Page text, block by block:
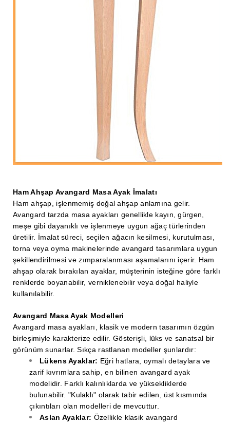
Ahşap Merdiven Küpeşte Korkuluk İmalatı
Muz Dilimi Rozet, Piramit İmalatı, Modelleri
Ahşap Oymalı Dekoratif Köşe İmalatı, Modelleri
Ahşap Saçak Çıta İmalatı Modelleri
Havalı ve Estetik Dekoratif Ürün İmalatı, Modelleri
Ham Ahşap Avangard Dolap Koltuk Ayak İmalatı Modelleri
Ham Ahşap Avangard Masa Ayakları İmalatı Modelleri
Modell
Ham Ahşap Avangard Masa Ayak İmalatı
Ham ahşap, işlenmemiş doğal ahşap anlamına gelir.
Avangard tarzda masa ayakları genellikle kayın, gürgen,
meşe gibi dayanıklı ve işlenmeye uygun ağaç türlerinden
üretilir. İmalat süreci, seçilen ağacın kesilmesi, kurutulması,
torna veya oyma makinelerinde avangard tasarımlara uygun
şekillendirilmesi ve zımparalanması aşamalarını içerir. Ham
ahşap olarak bırakılan ayaklar, müşterinin isteğine göre farklı
renklerde boyanabilir, verniklenebilir veya doğal haliyle
kullanılabilir.
Avangard Masa Ayak Modelleri
Avangard masa ayakları, klasik ve modern tasarımın özgün
birleşimiyle karakterize edilir. Gösterişli, lüks ve sanatsal bir
görünüm sunarlar. Sıkça rastlanan modeller şunlardır:
Lükens Ayaklar: Eğri hatlara, oymalı detaylara ve
zarif kıvrımlara sahip, en bilinen avangard ayak
modelidir. Farklı kalınlıklarda ve yüksekliklerde
bulunabilir. "Kulaklı" olarak tabir edilen, üst kısmında
çıkıntıları olan modelleri de mevcuttur.
Aslan Ayaklar: Özellikle klasik avangard